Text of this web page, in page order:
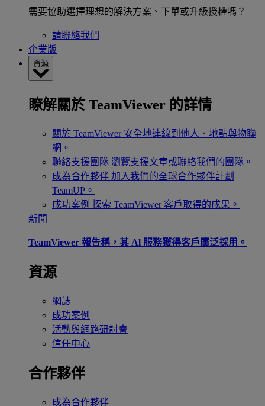
需要協助選擇理想的解決方案、下單或升級授權嗎？
請聯絡我們
企業版
資源
瞭解關於 TeamViewer 的詳情
關於 TeamViewer 安全地連線到他人、地點與物聯
網。
聯絡支援團隊 瀏覽支援文章或聯絡我們的團隊。
成為合作夥伴 加入我們的全球合作夥伴計劃
TeamUP。
成功案例 探索 TeamViewer 客戶取得的成果。
新聞
TeamViewer 報告稱，其 Al 服務獲得客戶廣泛採用。
資源
網誌
成功案例
活動與網路研討會
信任中心
合作夥伴
成為合作夥伴